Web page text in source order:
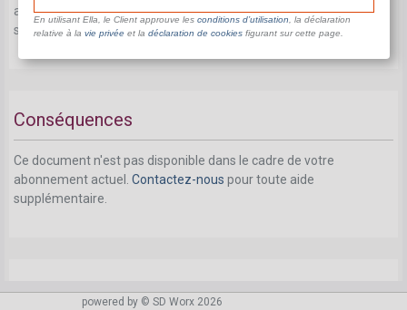
abonnement actuel.Contactez-nouspour toute aide
supplémentaire.
Conséquences
Ce document n'est pas disponible dans le cadre de votre
abonnement actuel. Contactez-nous pour toute aide
supplémentaire.
Protection contre le licenciement et
powered by © SD Worx 2026
En utilisant Ella, le Client approuve les conditions d’utilisation , la déclaration
relative à la vie privéeet la déclaration de cookiesfigurant sur cette page.